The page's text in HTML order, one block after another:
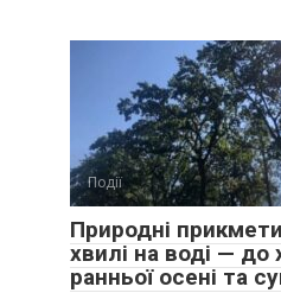
Події
Природні
хвилі на воді — до
ранньої осені та